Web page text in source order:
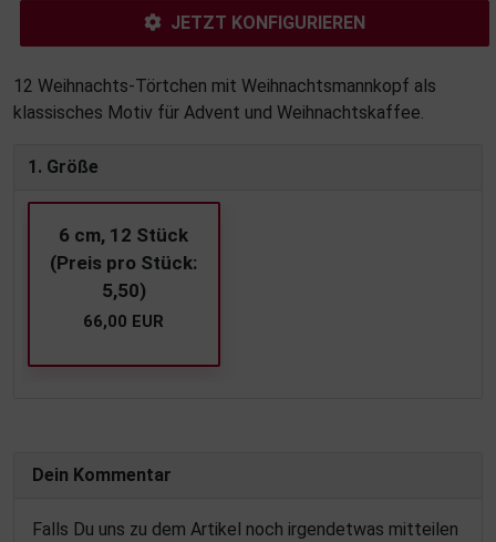
JETZT KONFIGURIEREN
12 Weihnachts-Törtchen mit Weihnachtsmannkopf als
klassisches Motiv für Advent und Weihnachtskaffee.
1. Größe
6 cm, 12 Stück
(Preis pro Stück:
5,50)
66,00 EUR
Dein Kommentar
Falls Du uns zu dem Artikel noch irgendetwas mitteilen